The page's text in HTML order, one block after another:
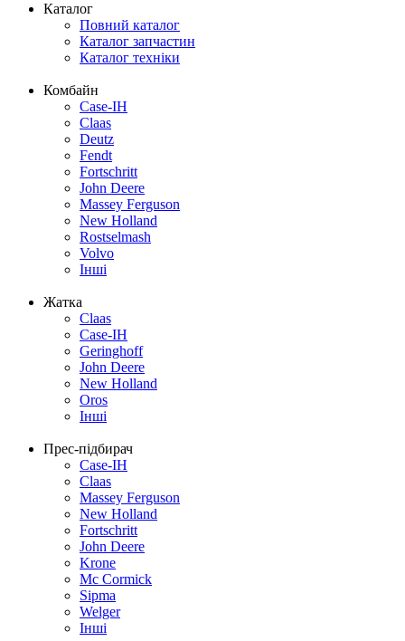
Каталог
Повний каталог
Каталог запчастин
Каталог техніки
Комбайн
Case-IH
Claas
Deutz
Fendt
Fortschritt
John Deere
Massey Ferguson
New Holland
Rostselmash
Volvo
Інші
Жатка
Claas
Case-IH
Geringhoff
John Deere
New Holland
Oros
Інші
Прес-підбирач
Case-IH
Claas
Massey Ferguson
New Holland
Fortschritt
John Deere
Krone
Mc Cormick
Sipma
Welger
Інші